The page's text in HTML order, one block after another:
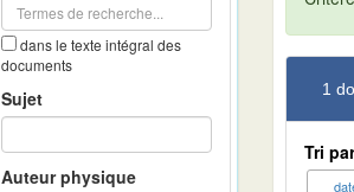
dans le texte intégral des
documents
Sujet
Auteur physique
1
Tri par